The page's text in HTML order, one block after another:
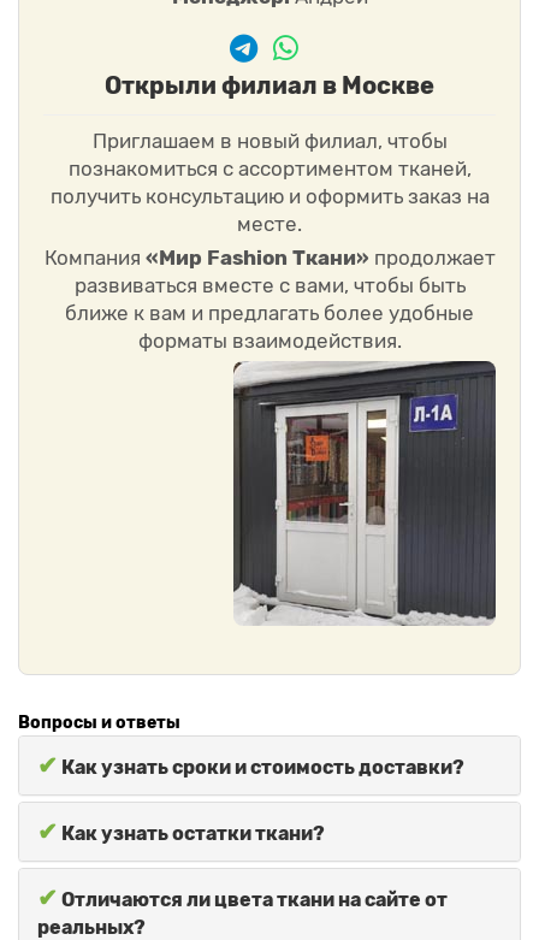
Открыли филиал в Москве
Приглашаем в новый филиал, чтобы
познакомиться с ассортиментом тканей,
получить консультацию и оформить заказ на
месте.
Компания «Мир Fashion Ткани» продолжает
развиваться вместе с вами, чтобы быть
ближе к вам и предлагать более удобные
форматы взаимодействия.
Вопросы и ответы
✔ Как узнать сроки и стоимость доставки?
✔ Как узнать остатки ткани?
✔ Отличаются ли цвета ткани на сайте от
реальных?